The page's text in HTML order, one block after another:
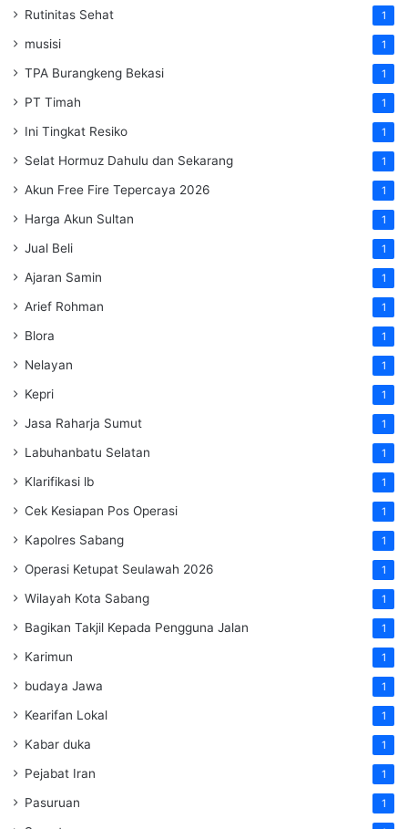
Rutinitas Sehat 1
musisi 1
TPA Burangkeng Bekasi 1
PT Timah 1
Ini Tingkat Resiko 1
Selat Hormuz Dahulu dan Sekarang 1
Akun Free Fire Tepercaya 2026 1
Harga Akun Sultan 1
Jual Beli 1
Ajaran Samin 1
Arief Rohman 1
Blora 1
Nelayan 1
Kepri 1
Jasa Raharja Sumut 1
Labuhanbatu Selatan 1
Klarifikasi lb 1
Cek Kesiapan Pos Operasi 1
Kapolres Sabang 1
Operasi Ketupat Seulawah 2026 1
Wilayah Kota Sabang 1
Bagikan Takjil Kepada Pengguna Jalan 1
Karimun 1
budaya Jawa 1
Kearifan Lokal 1
Kabar duka 1
Pejabat Iran 1
Pasuruan 1